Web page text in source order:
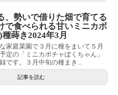
、勢いで借りた畑で育てる
で食べられる甘いミニカボ
蒔き2024年3月
家庭菜園で３月に種をまいて５月
定の「ミニカボチャぼくちゃん」
です。３月中旬の種まき...
記事を読む